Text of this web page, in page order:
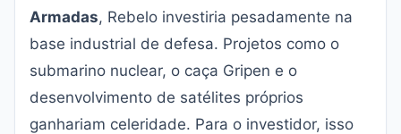
Armadas, Rebelo investiria pesadamente na
base industrial de defesa. Projetos como o
submarino nuclear, o caça Gripen e o
desenvolvimento de satélites próprios
ganhariam celeridade. Para o investidor, isso